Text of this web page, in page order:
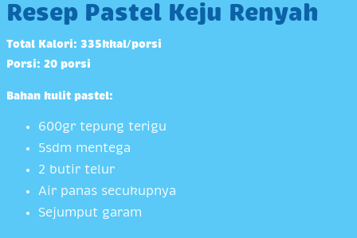
Resep Pastel Keju Renyah
Total Kalori: 335kkal/porsi
Porsi: 20 porsi
Bahan kulit pastel:
600gr tepung terigu
5sdm mentega
2 butir telur
Air panas secukupnya
Sejumput garam